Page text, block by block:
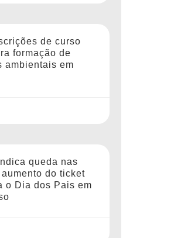
de curso
formação de
ambientais em
queda nas
do ticket
o Dia dos Pais em